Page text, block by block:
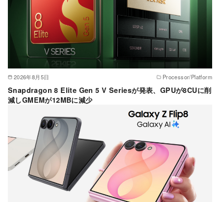
2026年8月5日 Processor/Platform
Snapdragon 8 Elite Gen 5 V Seriesが発表、GPUが8CUに削
減しGMEMが12MBに減少